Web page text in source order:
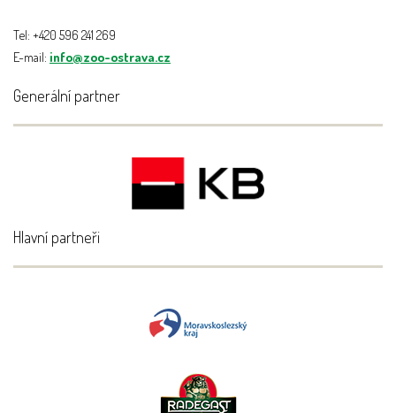
Tel: +420 596 241 269
E-mail: info@zoo-ostrava.cz
Generální partner
Hlavní partneři